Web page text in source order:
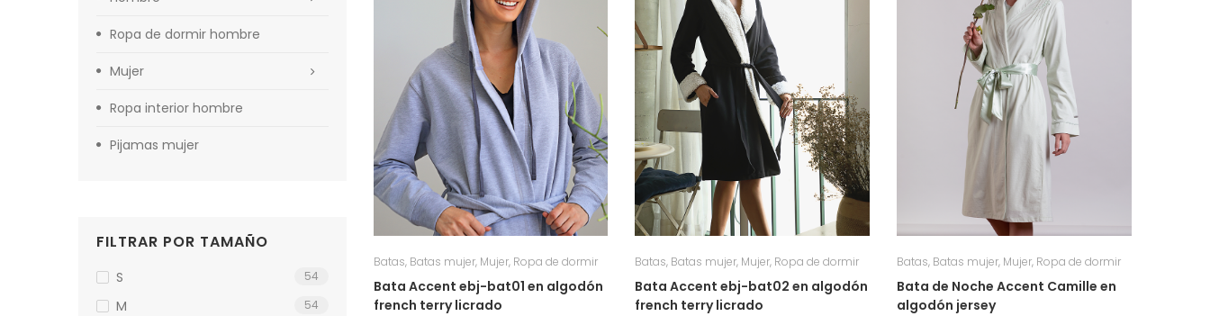
Batas, Batas mujer, Mujer, Ropa de dormir
Bata Accent ebj-bat01 en algodón
french terry licrado
Batas, Batas mujer, Mujer, Ropa de dormir
Bata Accent ebj-bat02 en algodón
french terry licrado
Batas, Batas mujer, Mujer, Ropa de dormir
Bata de Noche Accent Camille en
algodón jersey
Ropa de dormir hombre
Mujer
Ropa interior hombre
Pijamas mujer
FILTRAR POR TAMAÑO
S 54
M 54